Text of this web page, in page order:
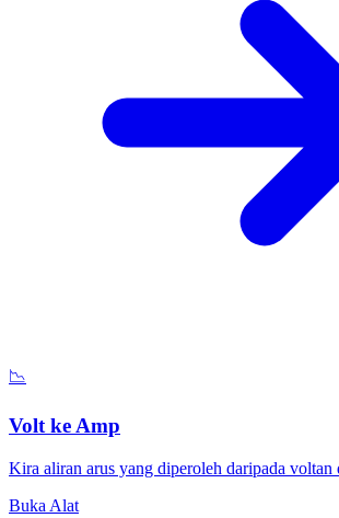
📉
Volt ke Amp
Kira aliran arus yang diperoleh daripada voltan
Buka Alat